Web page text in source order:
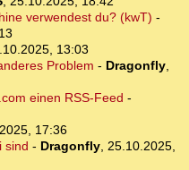
verwendest du? (kwT) -
13:03
Problem - Dragonfly,
einen RSS-Feed -
17:36
sind - Dragonfly, 25.10.2025,